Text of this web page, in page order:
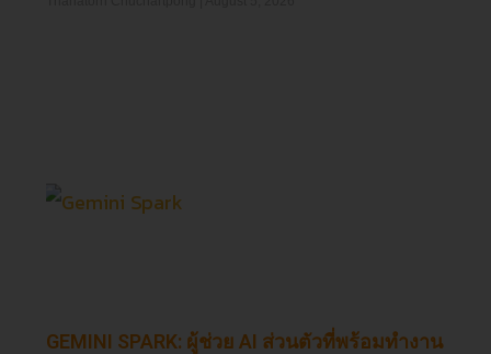
GEMINI SPARK: ผู้ช่วย AI ส่วนตัวที่พร้อมทำงาน